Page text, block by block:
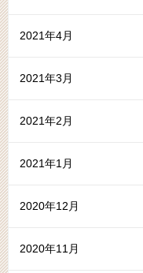
2021年4月
2021年3月
2021年2月
2021年1月
2020年12月
2020年11月